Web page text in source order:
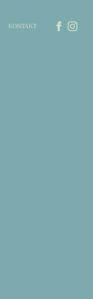
KONTAKT